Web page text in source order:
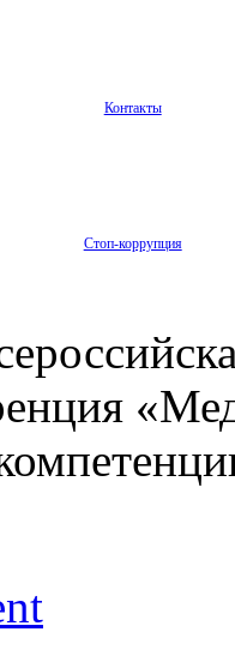
Контакты
Стоп-коррупция